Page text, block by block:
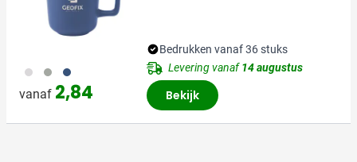
002 003 307
vanaf 2,84
Bedrukken vanaf 36 stuks
Levering vanaf14 augustus
Bekijk